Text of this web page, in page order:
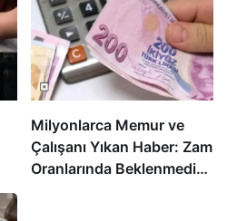
Milyonlarca Memur ve
Çalışanı Yıkan Haber: Zam
Oranlarında Beklenmedik